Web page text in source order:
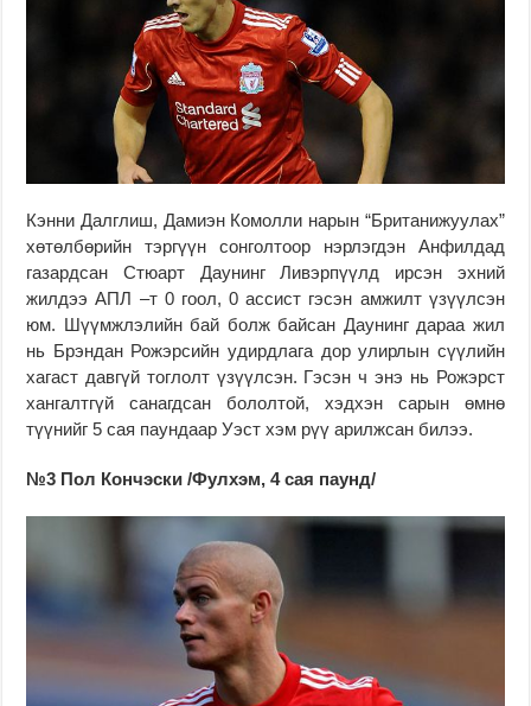
Кэнни Далглиш, Дамиэн Комолли нарын “Британижуулах”
хөтөлбөрийн тэргүүн сонголтоор нэрлэгдэн Анфилдад
газардсан Стюарт Даунинг Ливэрпүүлд ирсэн эхний
жилдээ АПЛ –т 0 гоол, 0 ассист гэсэн амжилт үзүүлсэн
юм. Шүүмжлэлийн бай болж байсан Даунинг дараа жил
нь Брэндан Рожэрсийн удирдлага дор улирлын сүүлийн
хагаст давгүй тоглолт үзүүлсэн. Гэсэн ч энэ нь Рожэрст
хангалтгүй санагдсан бололтой, хэдхэн сарын өмнө
түүнийг 5 сая паундаар Уэст хэм рүү арилжсан билээ.
№3 Пол Кончэски /Фулхэм, 4 сая паунд/